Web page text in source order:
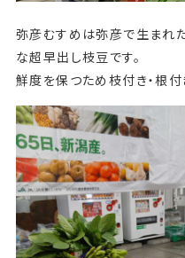
弥彦むすめは弥彦で生まれ
な超早出し枝豆です。
鮮度を保つため枝付き・根付